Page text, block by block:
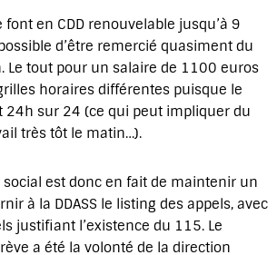
font en CDD renouvelable jusqu’à 9
d’être remercié quasiment du
Le tout pour un salaire de 1100 euros
horaires différentes puisque le
24h sur 24 (ce qui peut impliquer du
très tôt le matin…).
social est donc en fait de maintenir un
à la DDASS le listing des appels, avec
justifiant l’existence du 115. Le
a été la volonté de la direction